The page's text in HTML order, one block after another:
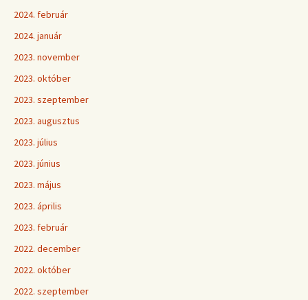
2024. február
2024. január
2023. november
2023. október
2023. szeptember
2023. augusztus
2023. július
2023. június
2023. május
2023. április
2023. február
2022. december
2022. október
2022. szeptember